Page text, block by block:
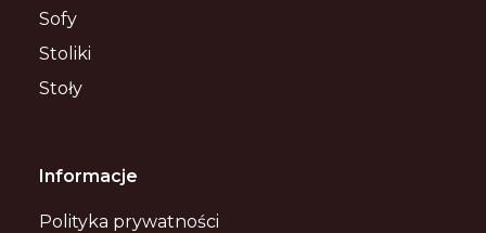
Sofy
Stoliki
Stoły
Informacje
Polityka prywatności